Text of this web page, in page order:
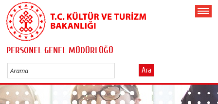
PERSONEL GENEL MÜDÜRLÜĞÜ
Ara